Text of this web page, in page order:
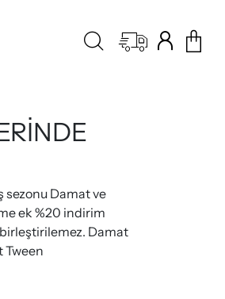
sezonu Damat ve
ek %20 indirim
Damat
Tween